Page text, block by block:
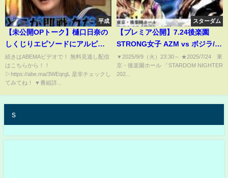
平成
【未公開OPトーク】樋口日奈の
しくじりエピソードにアルピー
酒井が大興奮‼️タクシーの運転手
さんと見つめ合い…
続きはABEMAビデオで！ 無料見逃し配信
はこちらから！！
▷https://abe.ma/3WEqrgL 是非チェックし
てみてね！ ▼番組詳...
スターダム
【プレミア公開】7.24後楽園
STRONG女子 AZM vs ボジラ/ゴ
ッデス戦 羽南&飯田沙耶vs刀羅
ナツコ&琉悪夏『We are
▼2025/9/9（火）23:30​​​​​​​​​​～ ★2025/7/24 東
京・後楽園ホール 「STARDOM NIGHTER
202...
s